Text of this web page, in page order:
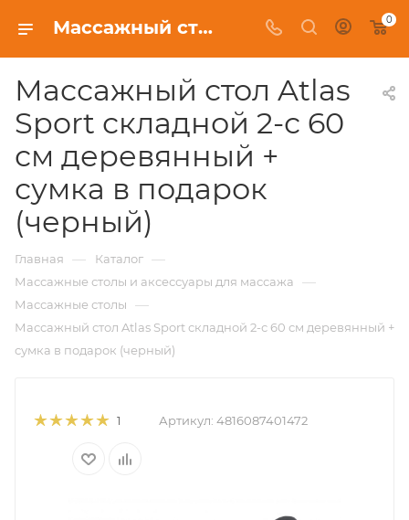
Массажный стол Atlas Sport складной 2-с 60 см деревянный + сумка в подарок (черный) купить в Минске | 1MAG.BY 0
Массажный стол Atlas
Sport складной 2-с 60
см деревянный +
сумка в подарок
(черный)
Главная — Каталог —
Массажные столы и аксессуары для массажа —
Массажные столы —
Массажный стол Atlas Sport складной 2-с 60 см деревянный +
сумка в подарок (черный)
1 Артикул: 4816087401472